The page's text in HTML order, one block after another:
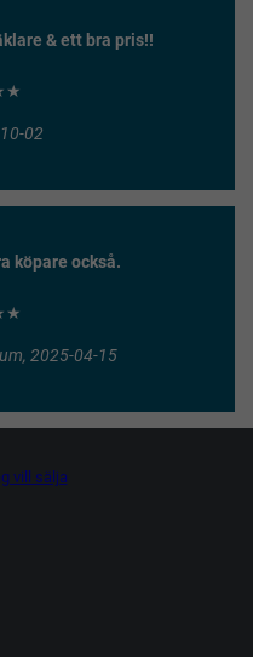
& ett bra pris!!
02
köpare också.
2025-04-15
vill sälja